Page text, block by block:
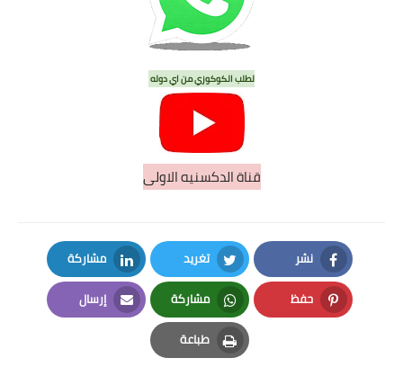
لطلب الكوكوزي من اي دوله
قناة الدكسنيه الاولى
نشر
Facebook
تغريد
Twitter
مشاركة
LinkedIn
حفظ
Pinterest
مشاركة
Whatsapp
إرسال
Email
طباعة
Print